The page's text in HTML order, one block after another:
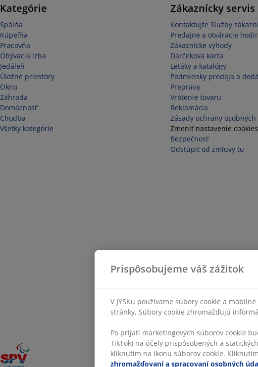
Kategórie
Spálňa
Kúpeľňa
Pracovňa
Obývacia izba
Jedáleň
Úložné priestory
Okno
Záhrada
Domácnosť
Chodba
Všetky kategórie
Zákaznícky servis
Kontaktujte Služby
Predajne a otváracie
Zákaznícke výhody
Darčeková karta
Letáky a katalógy
Podmienky predaja a
Preprava
Vrátenie tovaru
Reklamácia
Zásady ochrany
Zmeniť nastavenie cookies
Bezpečnosť
Odstúpiť od zmluvy tu
Prispôsobujeme váš zážitok
V JYSKu používame súbory cookie a
stránky. Súbory cookie zhromažďujú
Po prijatí marketingových súborov cookie
TikTok) na účely prispôsobených a
kliknutím na ikonu súborov cookie.
zhromažďovaní a spracovaní osobných